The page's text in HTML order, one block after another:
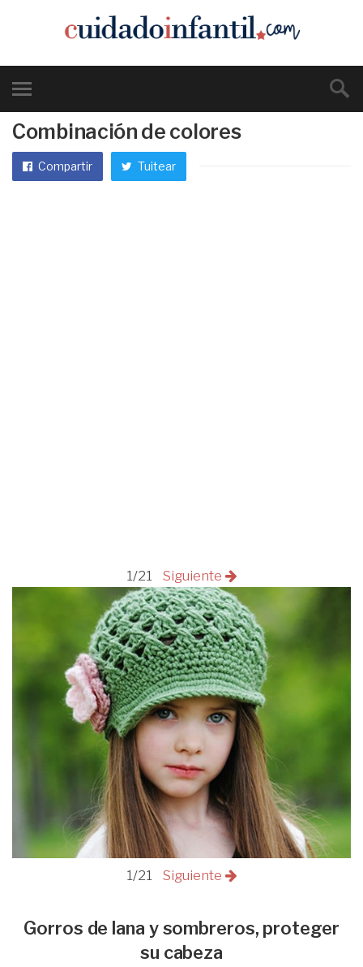
Combinación de colores
Compartir Tuitear
1/21 Siguiente
1/21 Siguiente
Gorros de lana y sombreros, proteger
su cabeza